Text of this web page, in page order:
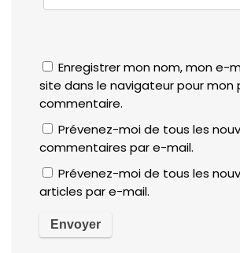
Enregistrer mon nom, mon e-
site dans le navigateur pour mon
commentaire.
Prévenez-moi de tous les
commentaires par e-mail.
Prévenez-moi de tous les
articles par e-mail.